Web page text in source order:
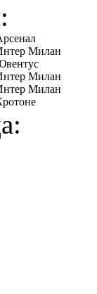
Милан
Милан
Милан